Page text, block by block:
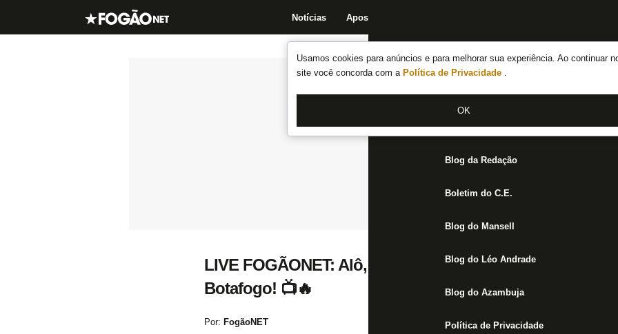
Usamos cookies para anúncios e para melhorar sua experiência. Ao continuar
site você concorda com a Política de Privacidade .
OK
Notícias Apostas
Notícias do Botafogo
Fórum
Jogos
Blog da Redação
Boletim do C.E.
Blog do Mansell
Blog do Léo Andrade
Blog do Azambuja
Política de Privacidade
LIVE FOGÃONET: Alô, imprensa! Derrota do Flamengo?
Botafogo! 📺🔥
Por: FogãoNET